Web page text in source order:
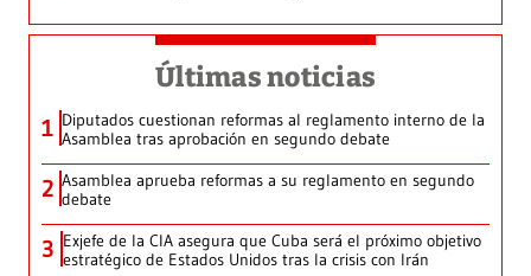
Últimas noticias
1 Diputados cuestionan reformas al reglamento interno de la
Asamblea tras aprobación en segundo debate
2 Asamblea aprueba reformas a su reglamento en segundo
debate
3 Exjefe de la CIA asegura que Cuba será el próximo objetivo
estratégico de Estados Unidos tras la crisis con Irán